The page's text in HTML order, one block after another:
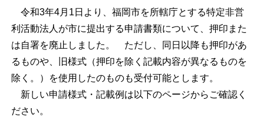
令和3年4月1日より、福岡市を所轄庁とする特定非営
利活動法人が市に提出する申請書類について、押印また
は自署を廃止しました。 ただし、同日以降も押印があ
るものや、旧様式（押印を除く記載内容が異なるものを
除く。）を使用したのものも受付可能とします。
新しい申請様式・記載例は以下のページからご確認く
ださい。